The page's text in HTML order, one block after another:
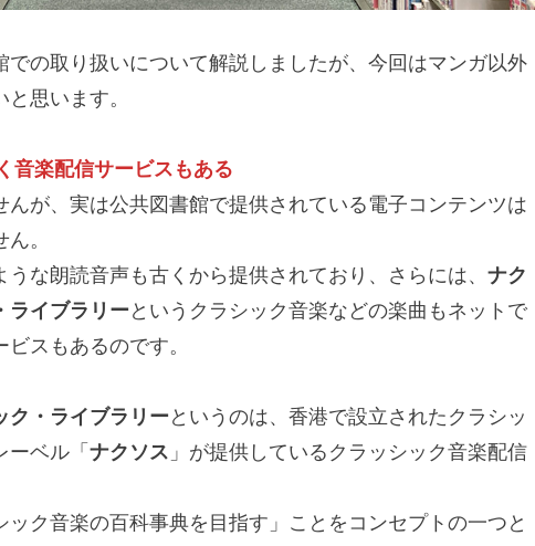
での取り扱いについて解説しましたが、今回はマンガ以外
思います。
音楽配信サービスもある
んが、実は公共図書館で提供されている電子コンテンツは
。
な朗読音声も古くから提供されており、さらには、 ナク
ライブラリーというクラシック音楽などの楽曲もネットで
スもあるのです。
ク・ライブラリーというのは、香港で設立されたクラシッ
ーベル「 ナクソス 」が提供しているクラッシック音楽配信
ック音楽の百科事典を目指す」ことをコンセプトの一つと